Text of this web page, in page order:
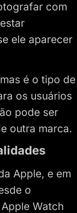
com
ele aparecer
é o tipo de
os usuários
pode ser
outra marca.
Apple, e em
o
Watch